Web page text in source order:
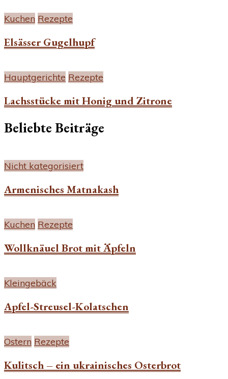
Kuchen Rezepte
Elsässer Gugelhupf
Hauptgerichte Rezepte
Lachsstücke mit Honig und Zitrone
Beliebte Beiträge
Nicht kategorisiert
Armenisches Matnakash
Kuchen Rezepte
Wollknäuel Brot mit Äpfeln
Kleingebäck
Apfel-Streusel-Kolatschen
Ostern Rezepte
Kulitsch – ein ukrainisches Osterbrot